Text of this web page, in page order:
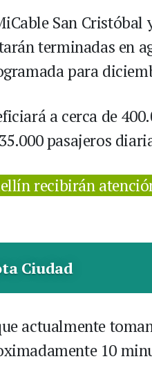
San Cristóbal
terminadas en
para
a cerca de
pasajeros
recibirán
Ciudad
actualmente
10